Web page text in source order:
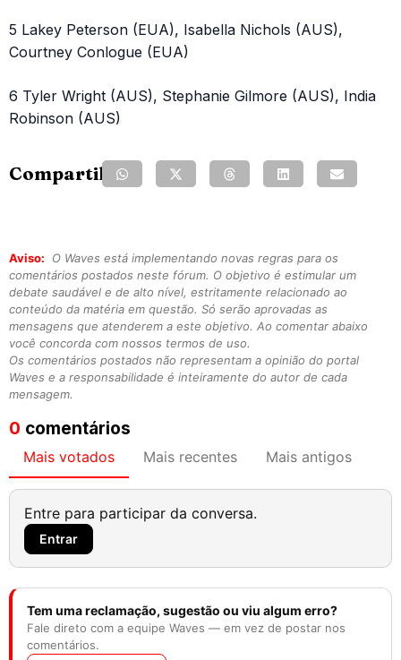
5 Lakey Peterson (EUA), Isabella Nichols (AUS),
Courtney Conlogue (EUA)
6 Tyler Wright (AUS), Stephanie Gilmore (AUS), India
Robinson (AUS)
Compartilhe:
Aviso:
O Waves está implementando novas regras para os
comentários postados neste fórum. O objetivo é estimular um
debate saudável e de alto nível, estritamente relacionado ao
conteúdo da matéria em questão. Só serão aprovadas as
mensagens que atenderem a este objetivo. Ao comentar abaixo
você concorda com nossos termos de uso.
Os comentários postados não representam a opinião do portal
Waves e a responsabilidade é inteiramente do autor de cada
mensagem.
0 comentários
Mais votados Mais recentes Mais antigos
Entre para participar da conversa.
Entrar
Tem uma reclamação, sugestão ou viu algum erro?
Fale direto com a equipe Waves — em vez de postar nos
comentários.